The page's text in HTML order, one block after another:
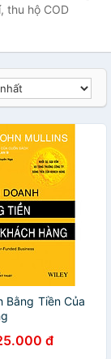
thu hộ COD
Bằng Tiền Của
đ